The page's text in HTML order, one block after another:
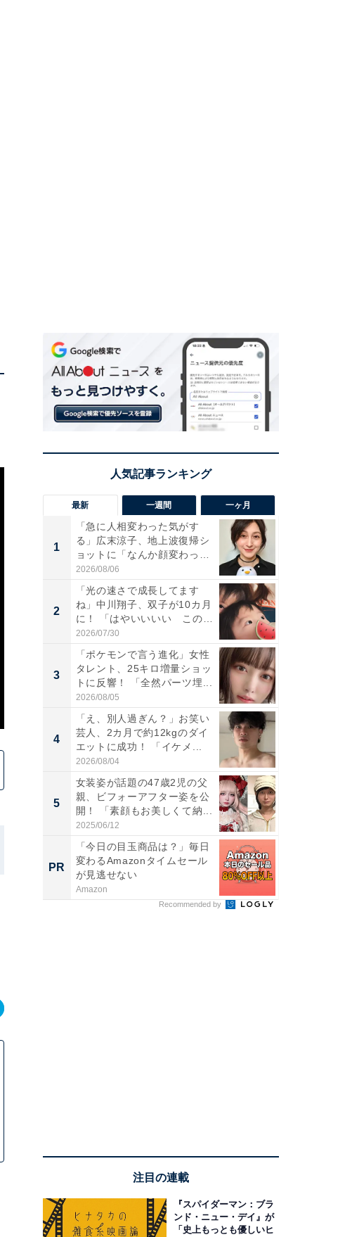
最新 一週間 一ヶ月
1
「急に人相変わった気がす
る」広末涼子、地上波復帰シ
ョットに「なんか顔変わっ
た」の...
2026/08/06
2
「光の速さで成長してます
ね」中川翔子、双子が10カ月
に！ 「はやいいいい この
前...
2026/07/30
3
「ポケモンで言う進化」女性
タレント、25キロ増量ショッ
トに反響！ 「全然パーツ埋...
2026/08/05
4
「え、別人過ぎん？」お笑い
芸人、2カ月で約12kgのダイ
エットに成功！ 「イケメ...
2026/08/04
5
女装姿が話題の47歳2児の父
親、ビフォーアフター姿を公
開！ 「素顔もお美しくて納...
2025/06/12
PR
「今日の目玉商品は？」毎日
変わるAmazonタイムセール
が見逃せない
Amazon
Recommended by
注目の連載
『スパイダーマン：ブラ
ンド・ニュー・デイ』が
「史上もっとも優しいヒ